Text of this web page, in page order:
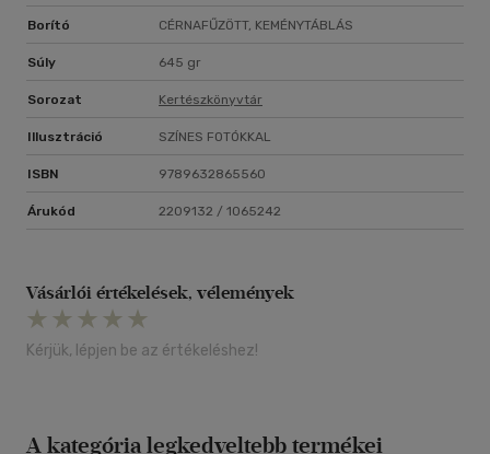
Borító CÉRNAFŰZÖTT, KEMÉNYTÁBLÁS
Súly 645 gr
Sorozat Kertészkönyvtár
Illusztráció SZÍNES FOTÓKKAL
ISBN 9789632865560
Árukód 2209132 / 1065242
Vásárlói értékelések, vélemények
Kérjük, lépjen be az értékeléshez!
A kategória legkedveltebb termékei